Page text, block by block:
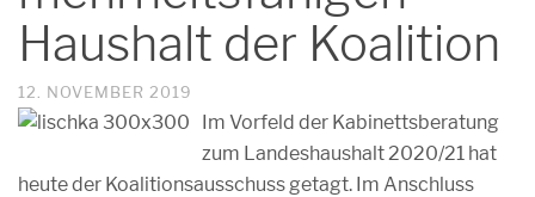
Haushalt der Koalition
12. NOVEMBER 2019
Im Vorfeld der Kabinettsberatung
zum Landeshaushalt 2020/21 hat
heute der Koalitionsausschuss getagt. Im Anschluss